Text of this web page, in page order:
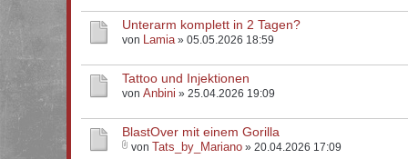
Unterarm komplett in 2 Tagen?
von Lamia» 05.05.2026 18:59
Tattoo und Injektionen
von Anbini » 25.04.2026 19:09
BlastOver mit einem Gorilla
von Tats_by_Mariano » 20.04.2026 17:09